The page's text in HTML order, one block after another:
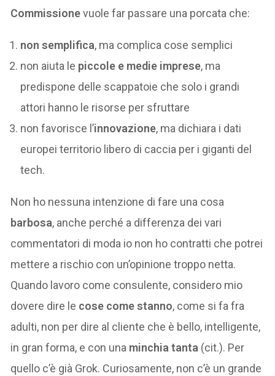
Commissionevuole far passare una porcata che:
non semplifica, ma complica cose semplici
non aiuta le piccole e medie imprese, ma
predispone delle scappatoie che solo i grandi
attori hanno le risorse per sfruttare
non favorisce l’innovazione, ma dichiara i dati
europei territorio libero di caccia per i giganti del
tech.
Non ho nessuna intenzione di fare una cosa
barbosa, anche perché a differenza dei vari
commentatori di moda io non ho contratti che potrei
mettere a rischio con un’opinione troppo netta.
Quando lavoro come consulente, considero mio
dovere dire le cose come stanno, come si fa fra
adulti, non per dire al cliente che è bello, intelligente,
in gran forma, e con una minchia tanta (cit.). Per
quello c’è già Grok. Curiosamente, non c’è un grande